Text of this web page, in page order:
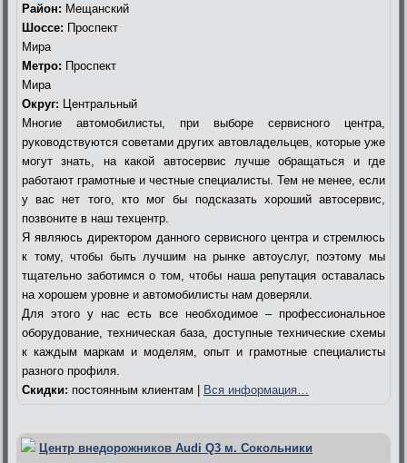
Район: Мещанский
Шоссе: Проспект
Мира
Метро: Проспект
Мира
Округ: Центральный
Многие автомобилисты, при выборе сервисного центра,
руководствуются советами других автовладельцев, которые уже
могут знать, на какой автосервис лучше обращаться и где
работают грамотные и честные специалисты. Тем не менее, если
у вас нет того, кто мог бы подсказать хороший автосервис,
позвоните в наш техцентр.
Я являюсь директором данного сервисного центра и стремлюсь
к тому, чтобы быть лучшим на рынке автоуслуг, поэтому мы
тщательно заботимся о том, чтобы наша репутация оставалась
на хорошем уровне и автомобилисты нам доверяли.
Для этого у нас есть все необходимое – профессиональное
оборудование, техническая база, доступные технические схемы
к каждым маркам и моделям, опыт и грамотные специалисты
разного профиля.
Скидки: постоянным клиентам | Вся информация…
Центр внедорожников Audi Q3 м. Сокольники